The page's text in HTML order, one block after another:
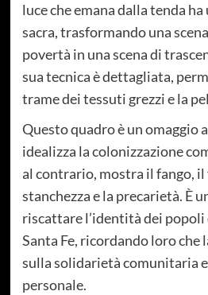
luce che emana dalla tenda
sacra, trasformando una
povertà in una scena di
sua tecnica è dettagliata,
trame dei tessuti grezzi e la
Questo quadro è un omaggio
idealizza la colonizzazione
al contrario, mostra il fango, il
stanchezza e la precarietà. È
riscattare l’identità dei popoli
Santa Fe, ricordando loro che
sulla solidarietà comunitaria
personale.